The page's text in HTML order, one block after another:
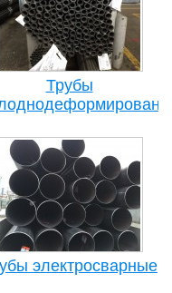
Трубы
электросварные